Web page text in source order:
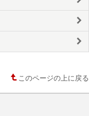
このページの上に戻る